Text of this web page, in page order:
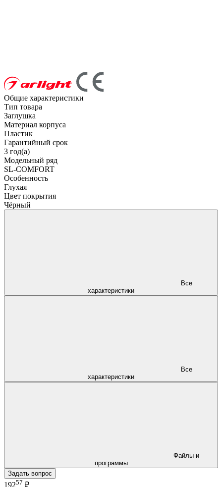
Общие характеристики
Тип товара
Заглушка
Материал корпуса
Пластик
Гарантийный срок
3 год(а)
Модельный ряд
SL-COMFORT
Особенность
Глухая
Цвет покрытия
Чёрный
характеристики
характеристики
программы
Задать вопрос
19257 ₽